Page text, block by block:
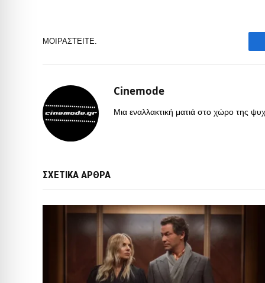
ΜΟΙΡΑΣΤΕΊΤΕ.
Cinemode
Μια εναλλακτική ματιά στο χώρο της
ΣΧΕΤΙΚΑ ΑΡΘΡΑ